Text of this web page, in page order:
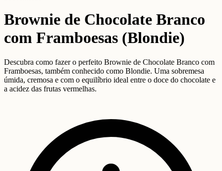
Brownie de Chocolate Branco
com Framboesas (Blondie)
Descubra como fazer o perfeito Brownie de Chocolate Branco com
Framboesas, também conhecido como Blondie. Uma sobremesa
úmida, cremosa e com o equilíbrio ideal entre o doce do chocolate e
a acidez das frutas vermelhas.